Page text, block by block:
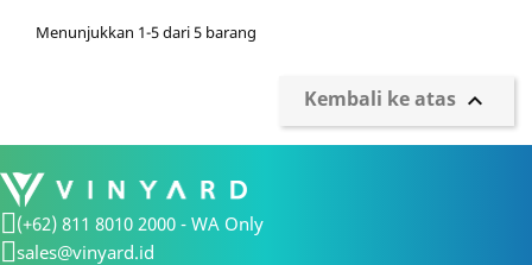
Menunjukkan 1-5 dari 5 barang
Kembali ke atas 
(+62) 811 8010 2000 - WA Only
sales@vinyard.id